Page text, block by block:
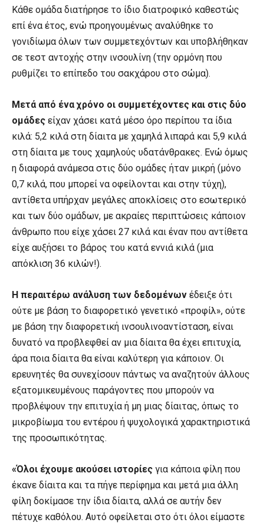
Κάθε ομάδα διατήρησε το ίδιο διατροφικό καθεστώς
επί ένα έτος, ενώ προηγουμένως αναλύθηκε το
γονιδίωμα όλων των συμμετεχόντων και υποβλήθηκαν
σε τεστ αντοχής στην ινσουλίνη (την ορμόνη που
ρυθμίζει το επίπεδο του σακχάρου στο σώμα).
Μετά από ένα χρόνο οι συμμετέχοντες και στις δύο
ομάδες είχαν χάσει κατά μέσο όρο περίπου τα ίδια
κιλά: 5,2 κιλά στη δίαιτα με χαμηλά λιπαρά και 5,9 κιλά
στη δίαιτα με τους χαμηλούς υδατάνθρακες. Ενώ όμως
η διαφορά ανάμεσα στις δύο ομάδες ήταν μικρή (μόνο
0,7 κιλά, που μπορεί να οφείλονται και στην τύχη),
αντίθετα υπήρχαν μεγάλες αποκλίσεις στο εσωτερικό
και των δύο ομάδων, με ακραίες περιπτώσεις κάποιον
άνθρωπο που είχε χάσει 27 κιλά και έναν που αντίθετα
είχε αυξήσει το βάρος του κατά εννιά κιλά (μια
απόκλιση 36 κιλών!).
Η περαιτέρω ανάλυση των δεδομένων έδειξε ότι
ούτε με βάση το διαφορετικό γενετικό «προφίλ», ούτε
με βάση την διαφορετική ινσουλινοαντίσταση, είναι
δυνατό να προβλεφθεί αν μια δίαιτα θα έχει επιτυχία,
άρα ποια δίαιτα θα είναι καλύτερη για κάποιον. Οι
ερευνητές θα συνεχίσουν πάντως να αναζητούν άλλους
εξατομικευμένους παράγοντες που μπορούν να
προβλέψουν την επιτυχία ή μη μιας δίαιτας, όπως το
μικροβίωμα του εντέρου ή ψυχολογικά χαρακτηριστικά
της προσωπικότητας.
«Όλοι έχουμε ακούσει ιστορίες για κάποια φίλη που
έκανε δίαιτα και τα πήγε περίφημα και μετά μια άλλη
φίλη δοκίμασε την ίδια δίαιτα, αλλά σε αυτήν δεν
πέτυχε καθόλου. Αυτό οφείλεται στο ότι όλοι είμαστε